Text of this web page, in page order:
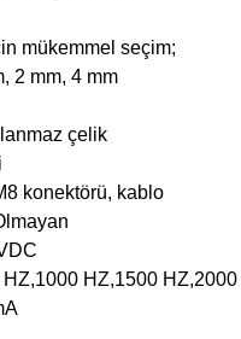
mükemmel seçim;
2 mm, 4 mm
çelik
konektörü, kablo
HZ,1500 HZ,2000